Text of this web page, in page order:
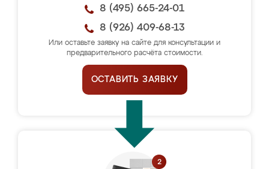
8 (495) 665-24-01
8 (926) 409-68-13
Или оставьте заявку на сайте для консультации и
предварительного расчёта стоимости.
ОСТАВИТЬ ЗАЯВКУ